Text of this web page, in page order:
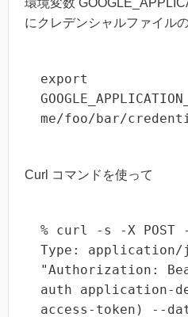
環境変数
にクレデンシャルファイル
export
me/foo/bar/
Curl コマンドを使って
% curl -s -X POST
Type: application/
"Authorization:
auth application-
access-token) --